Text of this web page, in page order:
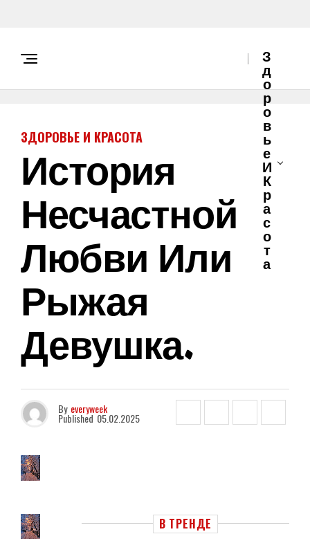
З
Д
О
Р
О
В
Ь
Е
И
К
Р
А
С
О
Т
А
ЗДОРОВЬЕ И КРАСОТА
История
Несчастной
Любви Или
Рыжая
Девушка.
By everyweek
Published 05.02.2025
В ТРЕНДЕ